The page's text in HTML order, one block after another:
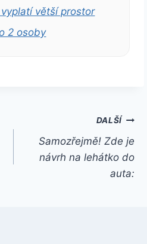
větší prostor
2 osoby
DALŠÍ
Samozřejmě! Zde je
návrh na lehátko do
auta: